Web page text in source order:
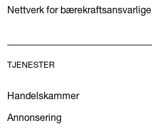
Nettverk for bærekraftsansvarlige
TJENESTER
Handelskammer
Annonsering